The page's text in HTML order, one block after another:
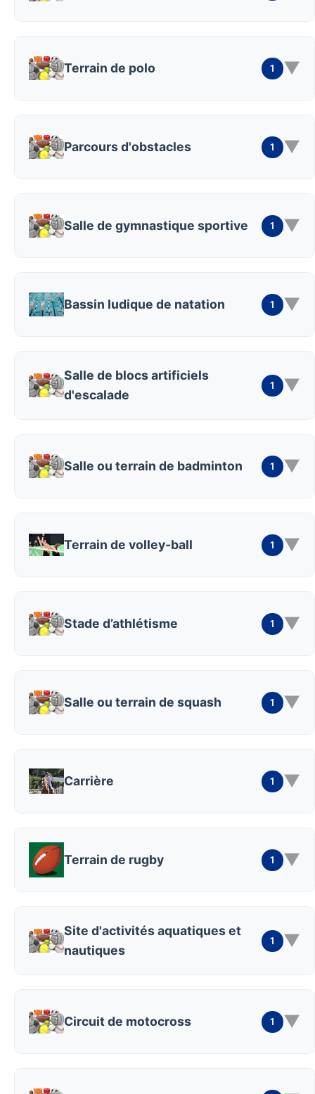
Terrain de polo 1 ▼
Parcours d'obstacles 1 ▼
Salle de gymnastique sportive 1 ▼
Bassin ludique de natation 1 ▼
Salle de blocs artificiels
d'escalade
1 ▼
Salle ou terrain de badminton 1 ▼
Terrain de volley-ball 1 ▼
Stade d’athlétisme 1 ▼
Salle ou terrain de squash 1 ▼
Carrière 1 ▼
Terrain de rugby 1 ▼
Site d'activités aquatiques et
nautiques
1 ▼
Circuit de motocross 1 ▼